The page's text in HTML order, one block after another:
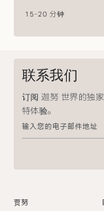
15-20 分钟
联系我们
订阅 迦努 世界的独
特体验。
贾努